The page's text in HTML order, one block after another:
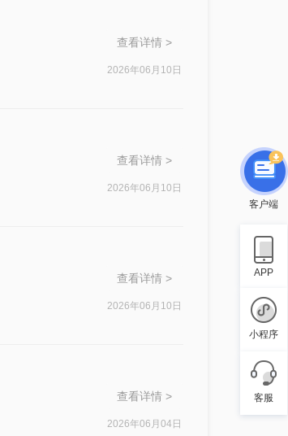
查看详情 >
2026年06月10日
查看详情 >
2026年06月10日
查看详情 >
2026年06月10日
查看详情 >
2026年06月04日
客户端
APP
小程序
客服